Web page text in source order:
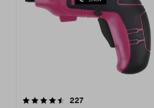
227anmeldelser
4.5 av 5 stjerner